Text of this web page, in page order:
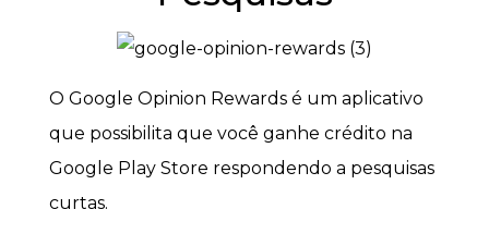
O Google Opinion Rewards é um aplicativo
que possibilita que você ganhe crédito na
Google Play Store respondendo a pesquisas
curtas.